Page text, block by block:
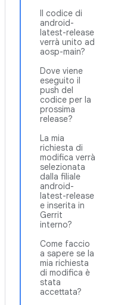
Il codice di
android-
latest-release
verrà unito ad
aosp-main?
Dove viene
eseguito il
push del
codice per la
prossima
release?
La mia
richiesta di
modifica verrà
selezionata
dalla filiale
android-
latest-release
e inserita in
Gerrit
interno?
Come faccio
a sapere se la
mia richiesta
di modifica è
stata
accettata?